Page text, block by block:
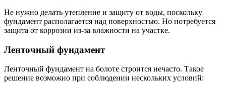
Не нужно делать утепление и защиту от воды, поскольку
фундамент располагается над поверхностью. Но потребуется
защита от коррозии из-за влажности на участке.
Ленточный фундамент
Ленточный фундамент на болоте строится нечасто. Такое
решение возможно при соблюдении нескольких условий: